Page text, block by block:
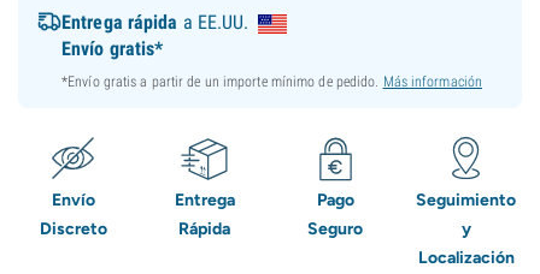
Entrega rápida a EE.UU.
Envío gratis*
*Envío gratis a partir de un importe mínimo de pedido. Más información
Envío
Discreto
Entrega
Rápida
Pago
Seguro
Seguimiento
y
Localización